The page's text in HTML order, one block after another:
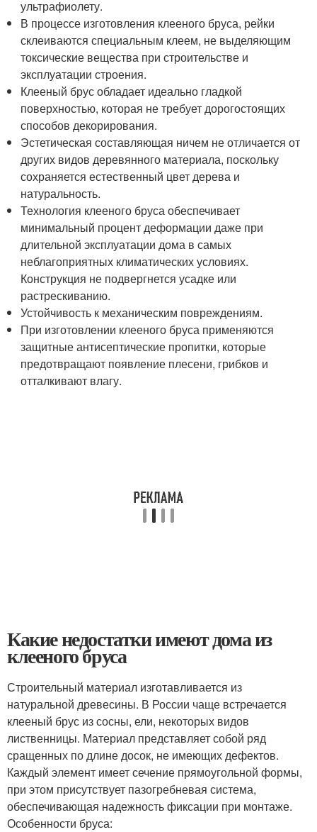
ультрафиолету.
В процессе изготовления клееного бруса, рейки
склеиваются специальным клеем, не выделяющим
токсические вещества при строительстве и
эксплуатации строения.
Клееный брус обладает идеально гладкой
поверхностью, которая не требует дорогостоящих
способов декорирования.
Эстетическая составляющая ничем не отличается от
других видов деревянного материала, поскольку
сохраняется естественный цвет дерева и
натуральность.
Технология клееного бруса обеспечивает
минимальный процент деформации даже при
длительной эксплуатации дома в самых
неблагоприятных климатических условиях.
Конструкция не подвергнется усадке или
растрескиванию.
Устойчивость к механическим повреждениям.
При изготовлении клееного бруса применяются
защитные антисептические пропитки, которые
предотвращают появление плесени, грибков и
отталкивают влагу.
Какие недостатки имеют дома из
клееного бруса
Строительный материал изготавливается из
натуральной древесины. В России чаще встречается
клееный брус из сосны, ели, некоторых видов
лиственницы. Материал представляет собой ряд
сращенных по длине досок, не имеющих дефектов.
Каждый элемент имеет сечение прямоугольной формы,
при этом присутствует пазогребневая система,
обеспечивающая надежность фиксации при монтаже.
Особенности бруса: